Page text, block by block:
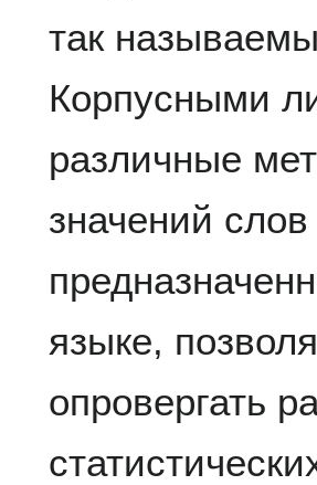
так
Корпусными
различные
значений
языке,
опровергать